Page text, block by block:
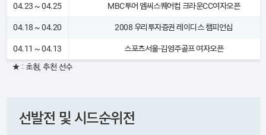
04.23 ~ 04.25 MBC투어 엠씨스퀘어컵 크라운CC여자오픈
04.18 ~ 04.20 2008 우리투자증권 레이디스 챔피언십
04.11 ~ 04.13 스포츠서울-김영주골프 여자오픈
★ : 초청, 추천 선수
선발전 및 시드순위전